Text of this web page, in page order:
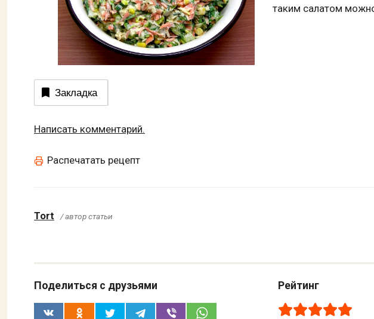
таким салатом
Закладка
Написать комментарий.
Распечатать рецепт
Tort / автор статьи
Поделиться с друзьями Рейтинг